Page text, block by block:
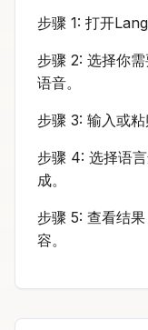
步骤 1: 打开
步骤 2: 选择你
语音。
步骤 3: 输入或粘
步骤 4: 选择语
成。
步骤 5: 查看结
容。